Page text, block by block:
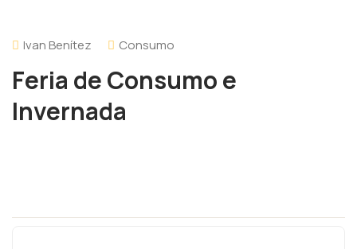
Ivan Benítez Consumo
Feria de Consumo e
Invernada